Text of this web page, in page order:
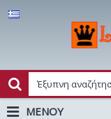
MENOY